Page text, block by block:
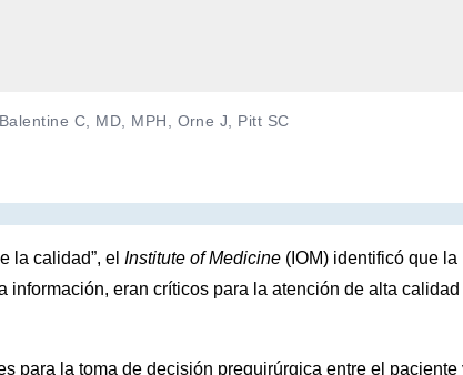
C, MD, MPH, Orne J, Pitt SC
la calidad”, el Institute of Medicine (IOM) identificó que la
eran críticos para la atención de alta calidad
para la toma de decisión prequirúrgica entre el paciente